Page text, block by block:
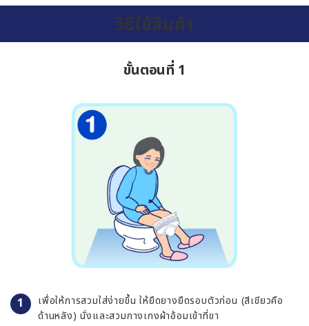
วิธีใช้สินค้า
ขั้นตอนที่ 1
เพื่อให้การสวมใส่ง่ายขึ้น ให้ยืดยางยืดรอบตัวก่อน (สีเขียวคือ
ด้านหลัง) นั่งและสวมกางเกงผ้าอ้อมเข้าที่ขา